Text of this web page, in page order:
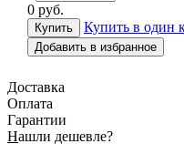
0 руб.
Купить в один
Добавить в избранное
Доставка
Оплата
Гарантии
Нашли дешевле?